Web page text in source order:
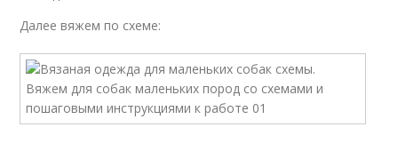
Далее вяжем по схеме: